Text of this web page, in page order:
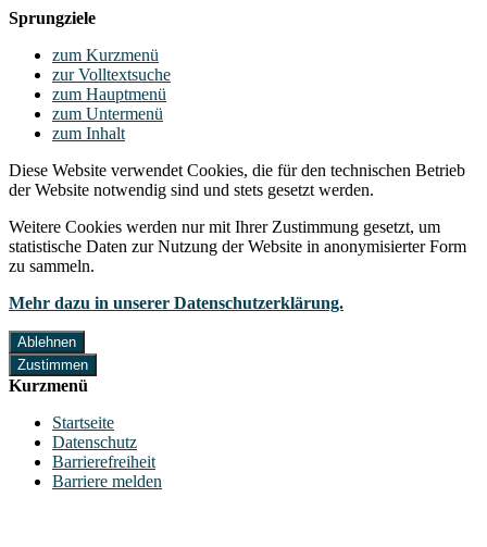
Sprungziele
zum Kurzmenü
zur Volltextsuche
zum Hauptmenü
zum Untermenü
zum Inhalt
Diese Website verwendet Cookies, die für den technischen Betrieb
der Website notwendig sind und stets gesetzt werden.
Weitere Cookies werden nur mit Ihrer Zustimmung gesetzt, um
statistische Daten zur Nutzung der Website in anonymisierter Form
zu sammeln.
Mehr dazu in unserer Datenschutzerklärung.
Ablehnen
Zustimmen
Kurzmenü
Startseite
Datenschutz
Barrierefreiheit
Barriere melden